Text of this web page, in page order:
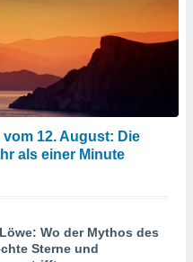
12. August: Die
als einer Minute
Wo der Mythos des
Sterne und